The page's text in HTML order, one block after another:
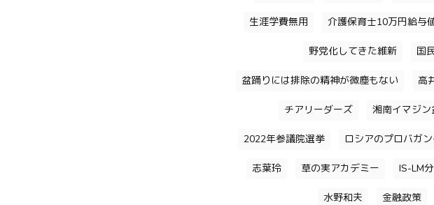
生涯学費無用 介護保育士10万円給与
野党化してきた維新 国
盆踊りには排除の精神が微塵もない 高
チアリーダーズ 湘南イマジ
2022年参議院選挙 ロシアのプロバガ
志葉玲 草の実アカデミー IS-LM
水野和夫 金融政策